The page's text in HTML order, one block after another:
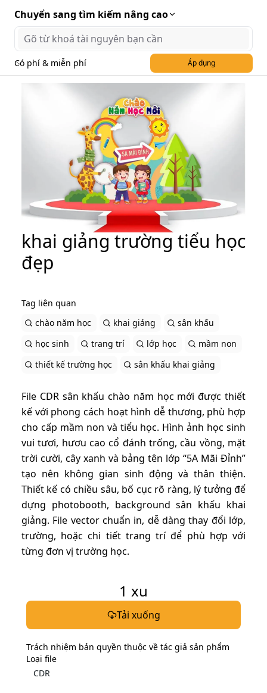
Chuyển sang tìm kiếm nâng cao
Có phí & miễn phí Áp dụng
File CDR khung sân khấu
khai giảng trường tiểu học
đẹp
Tag liên quan
chào năm học
khai giảng
sân khấu
học sinh
trang trí lớp học
mầm non
thiết kế trường học
sân khấu khai giảng
File CDR sân khấu chào năm học mới được thiết
kế với phong cách hoạt hình dễ thương, phù hợp
cho cấp mầm non và tiểu học. Hình ảnh học sinh
vui tươi, hươu cao cổ đánh trống, cầu vồng, mặt
trời cười, cây xanh và bảng tên lớp “5A Mãi Đỉnh”
tạo nên không gian sinh động và thân thiện.
Thiết kế có chiều sâu, bố cục rõ ràng, lý tưởng để
dựng photobooth, background sân khấu khai
giảng. File vector chuẩn in, dễ dàng thay đổi lớp,
trường, hoặc chi tiết trang trí để phù hợp với
từng đơn vị trường học.
1 xu
Tải xuống
Trách nhiệm bản quyền thuộc về tác giả sản phẩm
Loại file
CDR